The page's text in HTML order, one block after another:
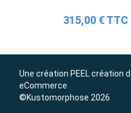
315,00 € TTC
Une création PEEL création
eCommerce
©Kustomorphose 2026